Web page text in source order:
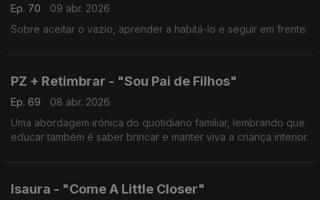
Ep. 70
09 abr. 2026
Sobre aceitar o vazio, aprender a habitá-lo e seguir em frente.
PZ + Retimbrar - "Sou Pai de Filhos"
Ep. 69
08 abr. 2026
Uma abordagem irónica do quotidiano familiar, lembrando que
educar também é saber brincar e manter viva a criança interior.
Isaura - "Come A Little Closer"